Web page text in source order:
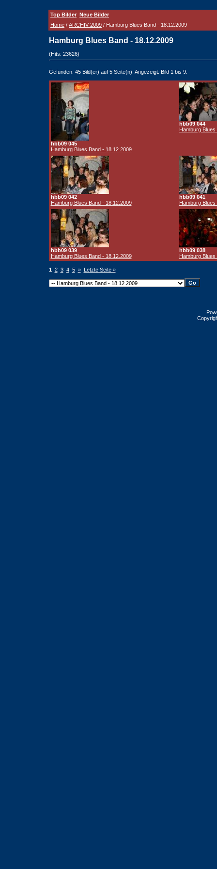
Top Bilder Neue Bilder
Home / ARCHIV 2009 / Hamburg Blues Band - 18.12.2009
Hamburg Blues Band - 18.12.2009
(Hits: 23626)
Gefunden: 45 Bild(er) auf 5 Seite(n). Angezeigt: Bild 1 bis 9.
hbb09 045
Hamburg Blues Band - 18.12.2009
hbb09 044
Hamburg
hbb09 042
Hamburg Blues Band - 18.12.2009
hbb09 041
Hamburg
hbb09 039
Hamburg Blues Band - 18.12.2009
hbb09 038
Hamburg
1 2 3 4 5 » Letzte Seite »